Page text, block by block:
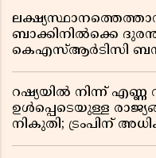
ബാക്കിനിൽക്കെ
കെഎസ്ആർടിസി ബസ്
റഷ്യയിൽ നിന്ന് എണ്ണ
ഉൾപ്പെടെയുള്ള
നികുതി; ട്രംപിന്